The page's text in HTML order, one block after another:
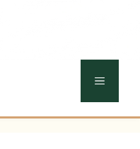
MENU